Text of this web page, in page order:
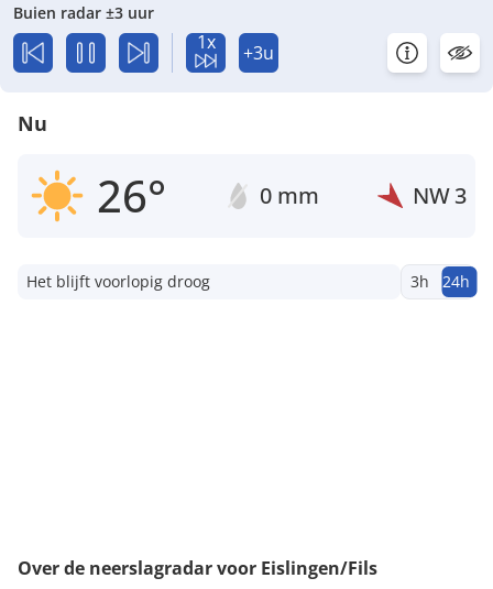
Buien radar ±3 uur
1x +3u
Nu
26° 0 mm NW3
Het blijft voorlopig droog 3h 24h
Over de neerslagradar voor Eislingen/Fils